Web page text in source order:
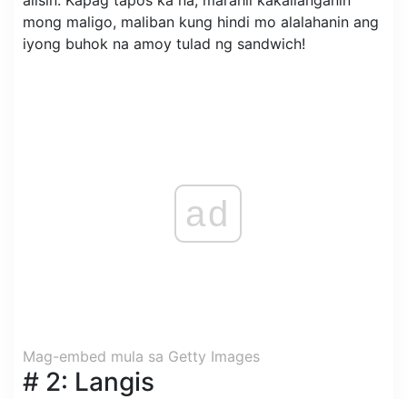
mong maligo, maliban kung hindi mo alalahanin ang
iyong buhok na amoy tulad ng sandwich!
ad
Mag-embed mula sa Getty Images
# 2: Langis